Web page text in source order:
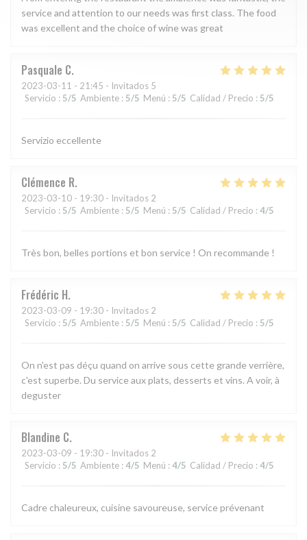
service and attention to our needs was first class. The food
was excellent and the choice of wine was great
Pasquale C
2023-03-11 - 21:45 - Invitados 5
Servicio : 5/5 Ambiente : 5/5 Menú : 5/5 Calidad / Precio : 5/5
Servizio eccellente
Clémence R
2023-03-10 - 19:30 - Invitados 2
Servicio : 5/5 Ambiente : 5/5 Menú : 5/5 Calidad / Precio : 4/5
Très bon, belles portions et bon service ! On recommande !
Frédéric H
2023-03-09 - 19:30 - Invitados 2
Servicio : 5/5 Ambiente : 5/5 Menú : 5/5 Calidad / Precio : 5/5
On n'est pas déçu quand on arrive sous cette grande verrière,
c'est superbe. Du service aux plats, desserts et vins. A voir, à
deguster
Blandine C
2023-03-09 - 19:30 - Invitados 2
Servicio : 5/5 Ambiente : 4/5 Menú : 4/5 Calidad / Precio : 4/5
Cadre chaleureux, cuisine savoureuse, service prévenant